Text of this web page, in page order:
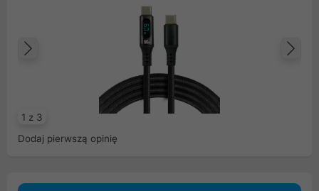
1 z 3
Dodaj pierwszą opinię